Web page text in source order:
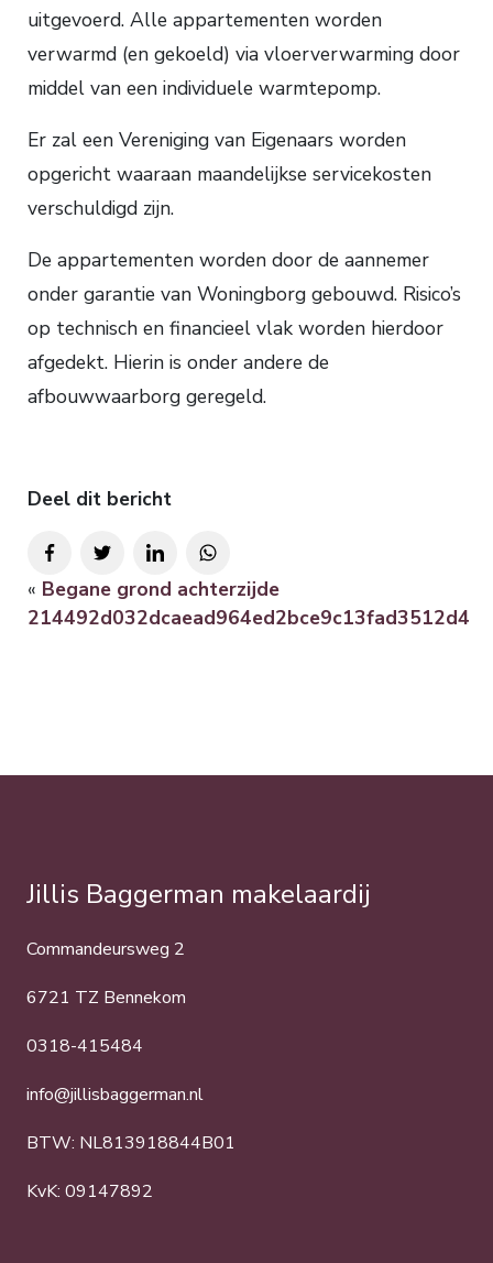
uitgevoerd. Alle appartementen worden
verwarmd (en gekoeld) via vloerverwarming door
middel van een individuele warmtepomp.
Er zal een Vereniging van Eigenaars worden
opgericht waaraan maandelijkse servicekosten
verschuldigd zijn.
De appartementen worden door de aannemer
onder garantie van Woningborg gebouwd. Risico’s
op technisch en financieel vlak worden hierdoor
afgedekt. Hierin is onder andere de
afbouwwaarborg geregeld.
Deel dit bericht
« Begane grond achterzijde
214492d032dcaead964ed2bce9c13fad3512d4
Jillis Baggerman makelaardij
Commandeursweg 2
6721 TZ Bennekom
0318-415484
info@jillisbaggerman.nl
BTW: NL813918844B01
KvK: 09147892